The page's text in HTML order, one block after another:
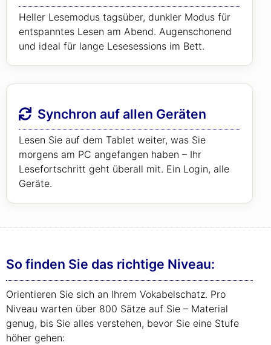
Heller Lesemodus tagsüber, dunkler Modus für
entspanntes Lesen am Abend. Augenschonend
und ideal für lange Lesesessions im Bett.
Synchron auf allen Geräten
Lesen Sie auf dem Tablet weiter, was Sie
morgens am PC angefangen haben – Ihr
Lesefortschritt geht überall mit. Ein Login, alle
Geräte.
So finden Sie das richtige Niveau:
Orientieren Sie sich an Ihrem Vokabelschatz. Pro
Niveau warten über 800 Sätze auf Sie – Material
genug, bis Sie alles verstehen, bevor Sie eine Stufe
höher gehen: